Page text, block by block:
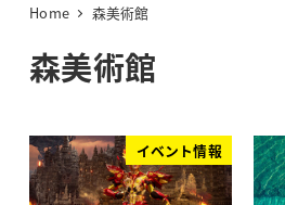
Home 森美術館
森美術館
イベント情報